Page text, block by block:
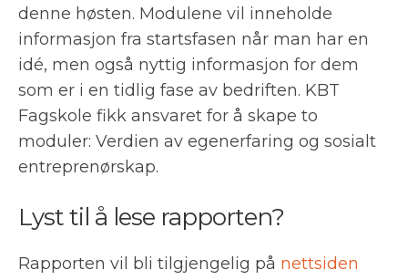
denne høsten. Modulene vil inneholde
informasjon fra startsfasen når man har en
idé, men også nyttig informasjon for dem
som er i en tidlig fase av bedriften. KBT
Fagskole fikk ansvaret for å skape to
moduler: Verdien av egenerfaring og sosialt
entreprenørskap.
Lyst til å lese rapporten?
Rapporten vil bli tilgjengelig på nettsiden